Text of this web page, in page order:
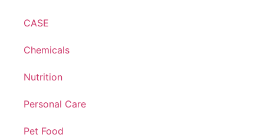
CASE
Chemicals
Nutrition
Personal Care
Pet Food